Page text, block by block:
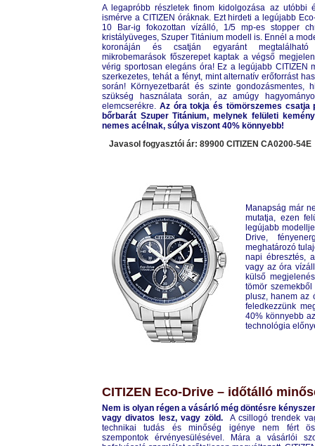
A legapróbb részletek finom kidolgozása az utóbbi
ismérve a CITIZEN óráknak. Ezt hirdeti a legújabb
10 Bar-ig fokozottan vízálló, 1/5 mp-es stopper
kristályüveges, Szuper Titánium modell is. Ennél a
koronáján és csatján egyaránt
mikrobemarások főszerepet kaptak a végső
vérig sportosan elegáns óra! Ez a legújabb CITIZEN
szerkezetes, tehát a fényt, mint alternatív erőforrást
során! Környezetbarát és szinte gondozásmentes,
szükség használata során, az amúgy
elemcserékre. Az óra tokja és tömörszemes csatja
bőrbarát Szuper Titánium, melynek felületi
nemes acélnak, súlya viszont 40% könnyebb!
Javasol fogyasztói ár: 89900 CITIZEN CA0200-54E
Manapság már
mutatja, ezen
legújabb
Drive,
meghatározó
napi ébresztés,
vagy az óra
külső
tömör
plusz, hanem az
feledkezzünk
40% könnyebb
technológia
CITIZEN Eco-Drive – időtálló
Nem is olyan régen a vásárló még döntésre
vagy divatos lesz, vagy zöld.A csillogó trendek
technikai tudás és minőség igénye nem fért
szempontok érvényesülésével. Mára a vásárlói